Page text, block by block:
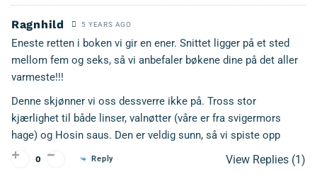
Ragnhild 5 YEARS AGO
Eneste retten i boken vi gir en ener. Snittet ligger på et sted
mellom fem og seks, så vi anbefaler bøkene dine på det aller
varmeste!!!
Denne skjønner vi oss dessverre ikke på. Tross stor
kjærlighet til både linser, valnøtter (våre er fra svigermors
hage) og Hosin saus. Den er veldig sunn, så vi spiste opp
0 Reply View Replies (1)